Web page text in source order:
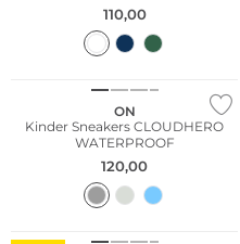
110,00
ON
Kinder Sneakers CLOUDHERO
WATERPROOF
120,00